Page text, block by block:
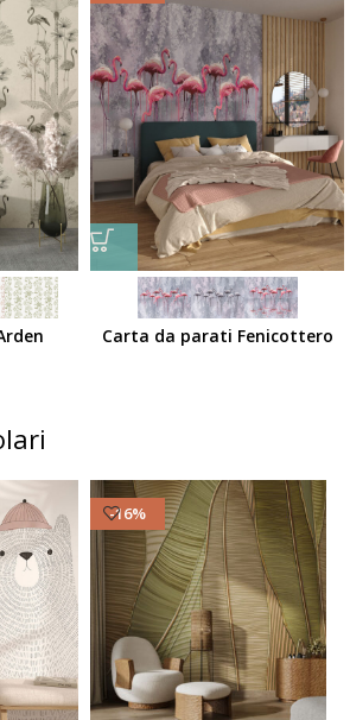
Carta da parati Fenicottero
-16%